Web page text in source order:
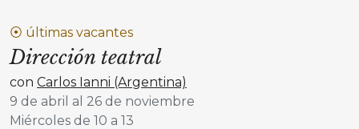
⦿ últimas vacantes
Dirección teatral
con Carlos Ianni (Argentina)
9 de abril al 26 de noviembre
Miércoles de 10 a 13